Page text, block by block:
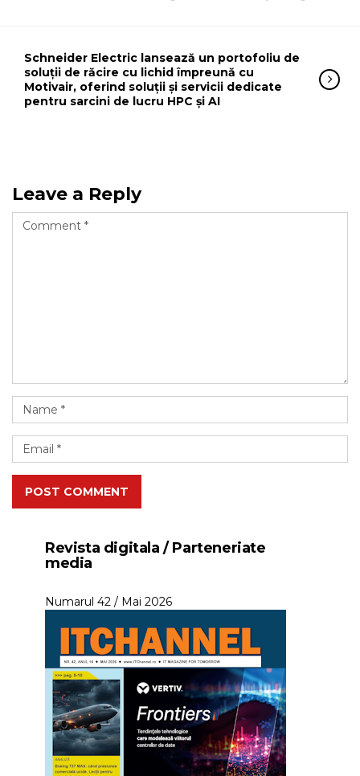
Schneider Electric lansează un portofoliu de
soluții de răcire cu lichid împreună cu
Motivair, oferind soluții și servicii dedicate
pentru sarcini de lucru HPC și AI
Leave a Reply
POST COMMENT
Revista digitala / Parteneriate
media
Numarul 42 / Mai 2026